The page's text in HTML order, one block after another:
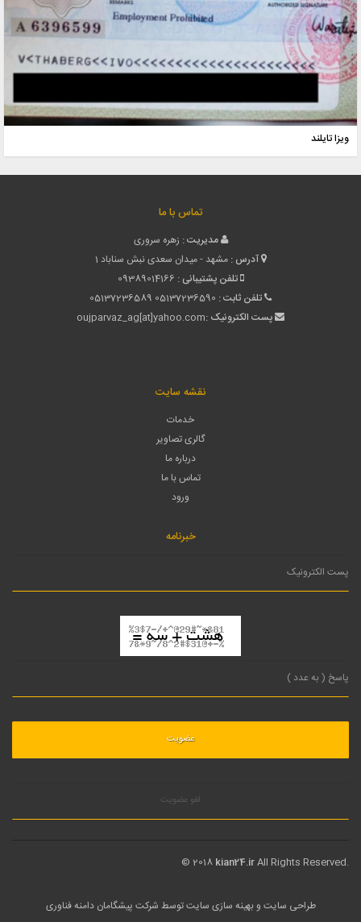
ویزا تایلند
تماس با ما
مدیریت : زهره سروری
آدرس : مشهد - میدان سعدی نبش سناباد 1
تلفن پشتیبانی : 09389014166
تلفن ثابت : 05137236590
05137236589
پست الکترونیک :oujparvaz_ag[at]yahoo.com
نقشه سایت
خدمات
گالری تصاویر
درباره ما
تماس با ما
ورود
خبرنامه
لغو عضویت
© 2018 kian24.irAll Rights Reserved.
طراحی سایت و بهینه سازی سایت توسط شرکت پیشگامان دامنه فناوری